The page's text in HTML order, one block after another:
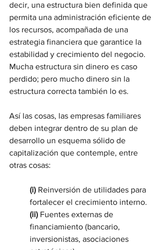
decir, una estructura bien definida que
permita una administración eficiente de
los recursos, acompañada de una
estrategia financiera que garantice la
estabilidad y crecimiento del negocio.
Mucha estructura sin dinero es caso
perdido; pero mucho dinero sin la
estructura correcta también lo es.
Así las cosas, las empresas familiares
deben integrar dentro de su plan de
desarrollo un esquema sólido de
capitalización que contemple, entre
otras cosas:
(i) Reinversión de utilidades para
fortalecer el crecimiento interno.
(ii) Fuentes externas de
financiamiento (bancario,
inversionistas, asociaciones